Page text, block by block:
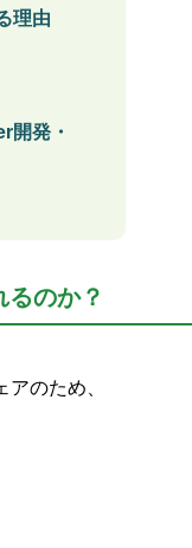
理由
開発・
のか？
のため、